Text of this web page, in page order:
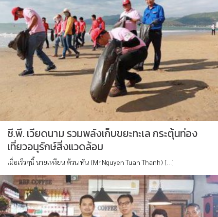
ซี.พี. เวียดนาม รวมพลังเก็บขยะทะเล กระตุ้นท่อง
เที่ยวอนุรักษ์สิ่งแวดล้อม
เมื่อเร็วๆนี้ นายเหงียน ต้วน ทัน (Mr.Nguyen Tuan Thanh) […]